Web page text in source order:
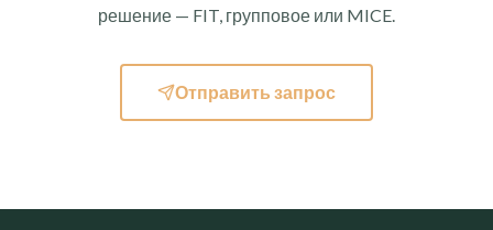
решение — FIT, групповое или MICE.
Отправить запрос